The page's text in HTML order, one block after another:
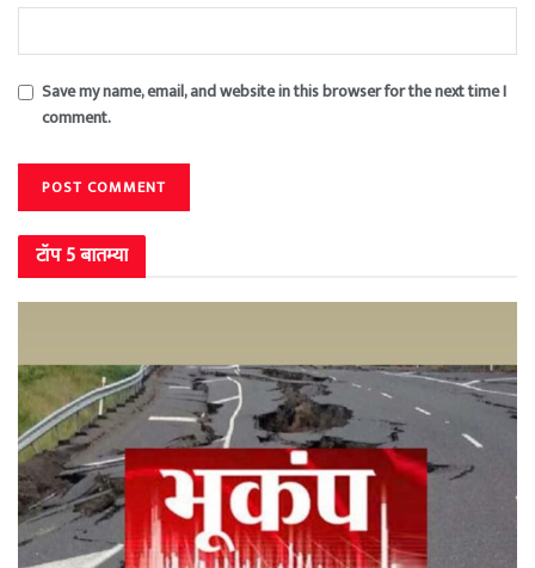
Save my name, email, and website in this browser for the next time I
comment.
टॉप 5 बातम्या